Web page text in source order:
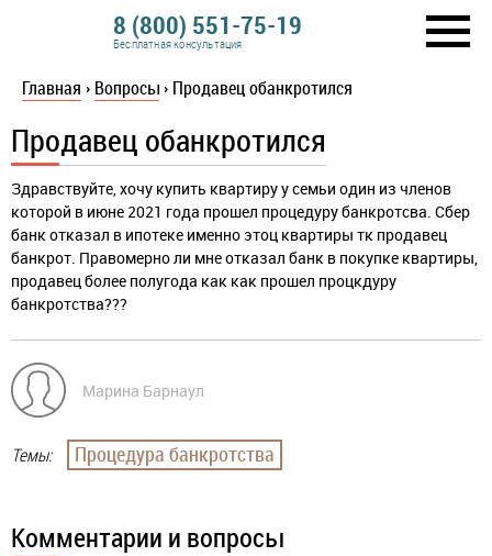
8 (800) 551-75-19
Бесплатная консультация
Главная › Вопросы › Продавец обанкротился
Продавец обанкротился
Здравствуйте, хочу купить квартиру у семьи один из членов
которой в июне 2021 года прошел процедуру банкротсва. Сбер
банк отказал в ипотеке именно этоц квартиры тк продавец
банкрот. Правомерно ли мне отказал банк в покупке квартиры,
продавец более полугода как как прошел процкдуру
банкротства???
Марина Барнаул
Темы: Процедура банкротства
Комментарии и вопросы